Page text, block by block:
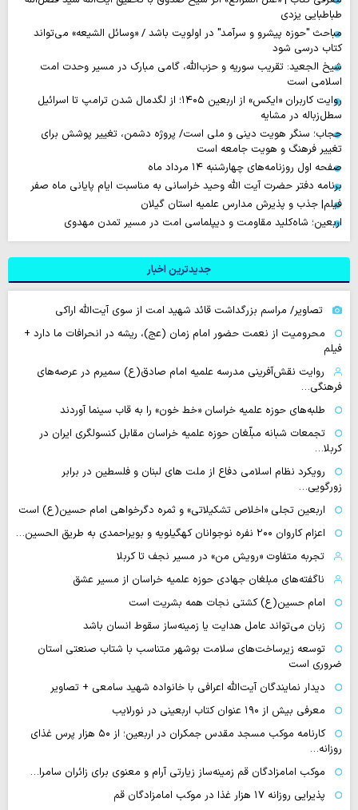
طباطبایی یزدی
مباحث "حوزه پیشرو و سرآمد" در اولویت باشد / «وسائل الشیعه» می‌تواند
کتاب درسی شود
شیخ الجعید: تقریب سوریه و حزب‌الله، گامی مبارک در مسیر وحدت امت
اسلامی است
روایت‌ کاربران «ایکس» از اربعین ۱۴۰۵؛ از لگدمال شدن ترامپ تا اسرائیل
سطل‌زباله‌ در مشایه
حجاب؛ سنگر هویت دینی و ملی است/ پروژه دشمن، تغییر پوشش برای
تغییر فرهنگ و هویت جامعه است
صفحه اول روزنامه‌های چهارشنبه ۱۴ مرداد ماه
برنامه دفتر حضرت آیت الله وحید خراسانی به مناسبت ایام پایانی ماه صفر
فیلم| جذب و پذیرش مدارس علمیه استان گیلان
اربعین؛ شاه‌کلید مقاومت و دیپلماسی امت در مسیر تمدن مهدوی
جدیدترین اخبار
تصاویر/ مراسم بزرگداشت قائد شهید امت از سوی آیت‌الله اراکی
محرومیت از نعمت حضور امام زمان (عج)، ریشه در انحرافات ما دارد +
فیلم
روایت نقش‌آفرینی مدرسه علمیه امام صادق(ع) سمیرم در عرصه‌های
فرهنگی…
طلبه‌های حوزه علمیه خراسان «خط خون» را به قاب سینما آوردند
تجمعات شبانه مبلّغان حوزه علمیه خراسان مقابل کنسولگری ایران در
کربلا…
رویکرد نظام اسلامی دفاع از ملت های لبنان و فلسطین در برابر
زورگویی…
اربعین تجلی «اخلاص تشکیلاتی» و ثمره دگرخواهی امام حسین(ع) است
اعزام کاروان ۲۰۰ نفره نوجوانان کهگیلویه و بویراحمدی به طریق الحسین…
تجربه متفاوت «رویش من» در مسیر نجف تا کربلا
ناگفته‌های مبلغان جهادی حوزه علمیه خراسان از مسیر عشق
امام حسین(ع) کشتی نجات همه بشریت است
زبان می‌تواند عامل هدایت یا زمینه‌ساز سقوط انسان باشد
توسعه زیرساخت‌های سلامت بوشهر متناسب با شتاب صنعتی استان
ضروری است
دیدار نمایندگان آیت‌الله اعرافی با خانواده شهید سامعی + تصاویر
معرفی بیش از ۱۹۰ عنوان کتاب اربعینی در نورلایب
کارنامه موکب مسجد مقدس جمکران در اربعین؛ از ۵۰ هزار پرس غذای
روزانه…
موکب امامزادگان قم زمینه‌ساز زیارتی آرام و معنوی برای زائران سامرا…
پذیرایی روزانه ۱۷ هزار غذا در موکب امامزادگان قم